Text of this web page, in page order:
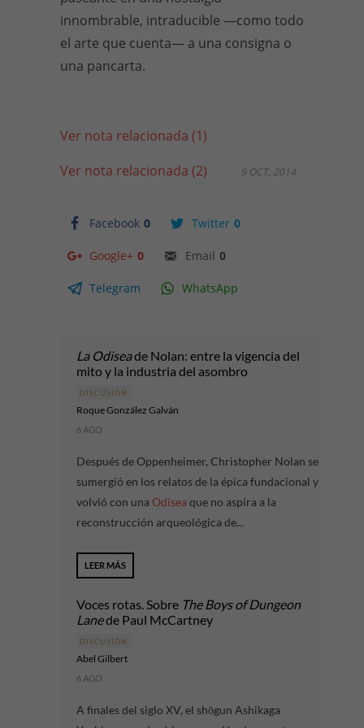
innombrable, intraducible —como todo
el arte que cuenta— a una consigna o
una pancarta.
Ver nota relacionada (1)
Ver nota relacionada (2)
Facebook 0 Twitter 0
Google+ 0 Email 0
Telegram WhatsApp
9 OCT, 2014
La Odiseade Nolan: entre la vigencia del
mito y la industria del asombro
DISCUSIÓN
Roque González Galván
6 AGO
Después de Oppenheimer, Christopher Nolan se
sumergió en los relatos de la épica fundacional y
volvió con una Odisea que no aspira a la
reconstrucción arqueológica de...
LEER MÁS
Voces rotas. Sobre The Boys of Dungeon
Lanede Paul McCartney
DISCUSIÓN
Abel Gilbert
6 AGO
A finales del siglo XV, el shōgun Ashikaga